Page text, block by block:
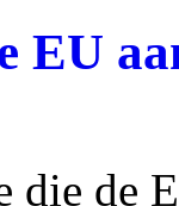
EU
die de